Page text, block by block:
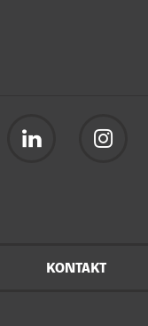
KONTAKT